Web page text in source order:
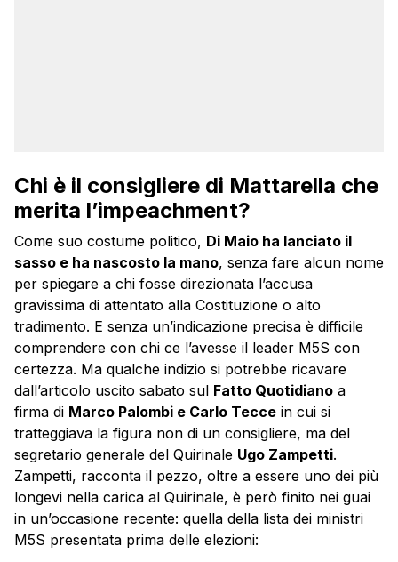
Chi è il consigliere di Mattarella che
merita l’impeachment?
Come suo costume politico, Di Maio ha lanciato il
sasso e ha nascosto la mano, senza fare alcun nome
per spiegare a chi fosse direzionata l’accusa
gravissima di attentato alla Costituzione o alto
tradimento. E senza un’indicazione precisa è difficile
comprendere con chi ce l’avesse il leader M5S con
certezza. Ma qualche indizio si potrebbe ricavare
dall’articolo uscito sabato sul Fatto Quotidiano a
firma di Marco Palombi e Carlo Tecce in cui si
tratteggiava la figura non di un consigliere, ma del
segretario generale del Quirinale Ugo Zampetti.
Zampetti, racconta il pezzo, oltre a essere uno dei più
longevi nella carica al Quirinale, è però finito nei guai
in un’occasione recente: quella della lista dei ministri
M5S presentata prima delle elezioni: